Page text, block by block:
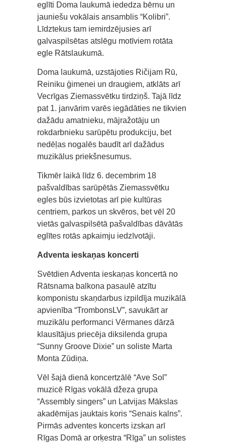
eglīti Doma laukumā iededza bērnu un
jauniešu vokālais ansamblis “Kolibri”.
Līdztekus tam iemirdzējusies arī
galvaspilsētas atslēgu motīviem rotāta
egle Rātslaukumā.
Doma laukumā, uzstājoties Ričijam Rū,
Reiniku ģimenei un draugiem, atklāts arī
Vecrīgas Ziemassvētku tirdziņš. Tajā līdz
pat 1. janvārim varēs iegādāties ne tikvien
dažādu amatnieku, mājražotāju un
rokdarbnieku sarūpētu produkciju, bet
nedēļas nogalēs baudīt arī dažādus
muzikālus priekšnesumus.
Tikmēr laikā līdz 6. decembrim 18
pašvaldības sarūpētās Ziemassvētku
egles būs izvietotas arī pie kultūras
centriem, parkos un skvēros, bet vēl 20
vietās galvaspilsētā pašvaldības dāvātās
eglītes rotās apkaimju iedzīvotāji.
Adventa ieskaņas koncerti
Svētdien Adventa ieskaņas koncertā no
Rātsnama balkona pasaulē atzītu
komponistu skaņdarbus izpildīja muzikālā
apvienība “TrombonsLV”, savukārt ar
muzikālu performanci Vērmanes dārzā
klausītājus priecēja diksilenda grupa
“Sunny Groove Dixie” un soliste Marta
Monta Zūdiņa.
Vēl šajā dienā koncertzālē “Ave Sol”
muzicē Rīgas vokālā džeza grupa
“Assembly singers” un Latvijas Mākslas
akadēmijas jauktais koris “Senais kalns”.
Pirmās adventes koncerts izskan arī
Rīgas Domā ar orķestra “Rīga” un solistes